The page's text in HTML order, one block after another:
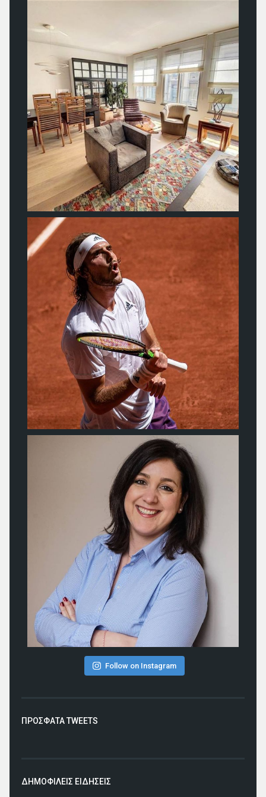
Follow on Instagram
ΠΡΟΣΦΑΤΑ TWEETS
ΔΗΜΟΦΙΛΕΙΣ ΕΙΔΗΣΕΙΣ